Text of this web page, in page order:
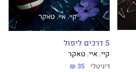
5 דרכים ליפול
קיי. איי. טאקר
דיגיטלי 35 ₪